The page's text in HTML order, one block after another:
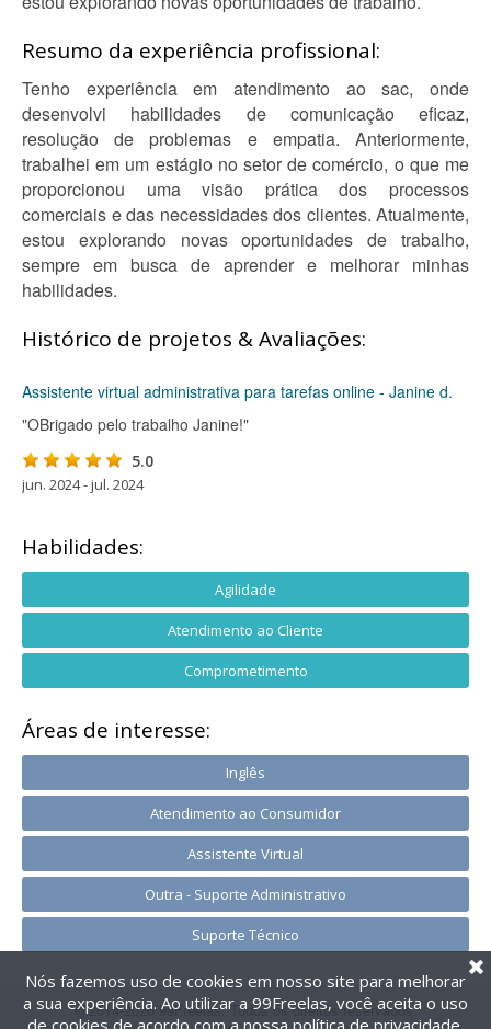
Resumo da experiência profissional:
Tenho experiência em atendimento ao sac, onde
desenvolvi habilidades de comunicação eficaz,
resolução de problemas e empatia. Anteriormente,
trabalhei em um estágio no setor de comércio, o que me
proporcionou uma visão prática dos processos
comerciais e das necessidades dos clientes. Atualmente,
estou explorando novas oportunidades de trabalho,
sempre em busca de aprender e melhorar minhas
habilidades.
Histórico de projetos & Avaliações:
Assistente virtual administrativa para tarefas online - Janine d.
"OBrigado pelo trabalho Janine!"
5.0
jun. 2024 - jul. 2024
Habilidades:
Agilidade
Atendimento ao Cliente
Comprometimento
Áreas de interesse:
Inglês
Atendimento ao Consumidor
Assistente Virtual
Outra - Suporte Administrativo
Suporte Técnico
@2014-2026 99Freelas. Todos os direitos reservados.
Nós fazemos uso de cookies em nosso site para melhorar
a sua experiência. Ao utilizar a 99Freelas, você aceita o uso
de cookies de acordo com a nossa política de privacidade